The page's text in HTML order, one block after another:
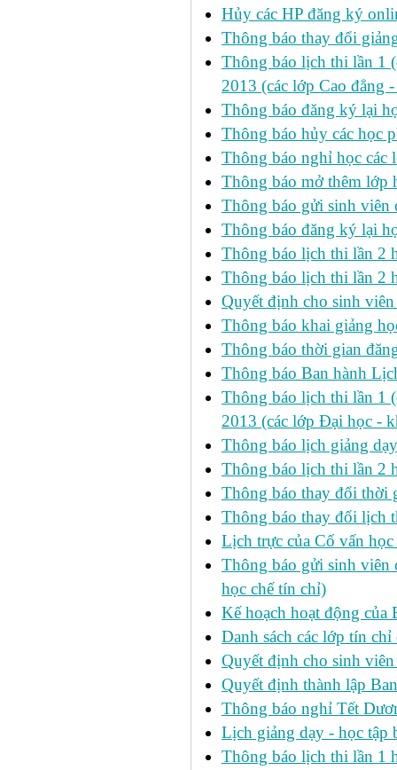
Hủy các HP đăng ký
Thông báo thay đổi
Thông báo lịch thi lần 1
2013 (các lớp Cao đẳng
Thông báo đăng ký lại
Thông báo hủy các học
Thông báo nghỉ học các
Thông báo mở thêm lớp
Thông báo gửi sinh viên
Thông báo đăng ký lại
Thông báo lịch thi lần 2
Thông báo lịch thi lần 2
Quyết định cho sinh
Thông báo khai giảng
Thông báo thời gian
Thông báo Ban hành
Thông báo lịch thi lần 1
2013 (các lớp Đại học -
Thông báo lịch giảng
Thông báo lịch thi lần 2
Thông báo thay đổi thời
Thông báo thay đổi lịch
Lịch trực của Cố vấn học
Thông báo gửi sinh viên
học chế tín chỉ)
Kế hoạch hoạt động
Danh sách các lớp tín
Quyết định cho sinh
Quyết định thành lập
Thông báo nghỉ Tết
Lịch giảng dạy - học tập
Thông báo lịch thi lần 1